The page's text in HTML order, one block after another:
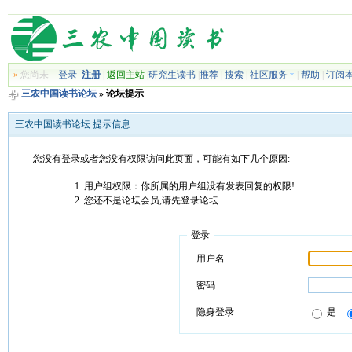
»您尚未 登录 注册| 返回主站| 研究生读书| 推荐| 搜索| 社区服务 帮助
订阅
三农中国读书论坛» 论坛提示
三农中国读书论坛 提示信息
您没有登录或者您没有权限访问此页面，可能有如下几个原因:
用户组权限：你所属的用户组没有发表回复的权限!
您还不是论坛会员,请先登录论坛
登录
用户名
密码
隐身登录 是